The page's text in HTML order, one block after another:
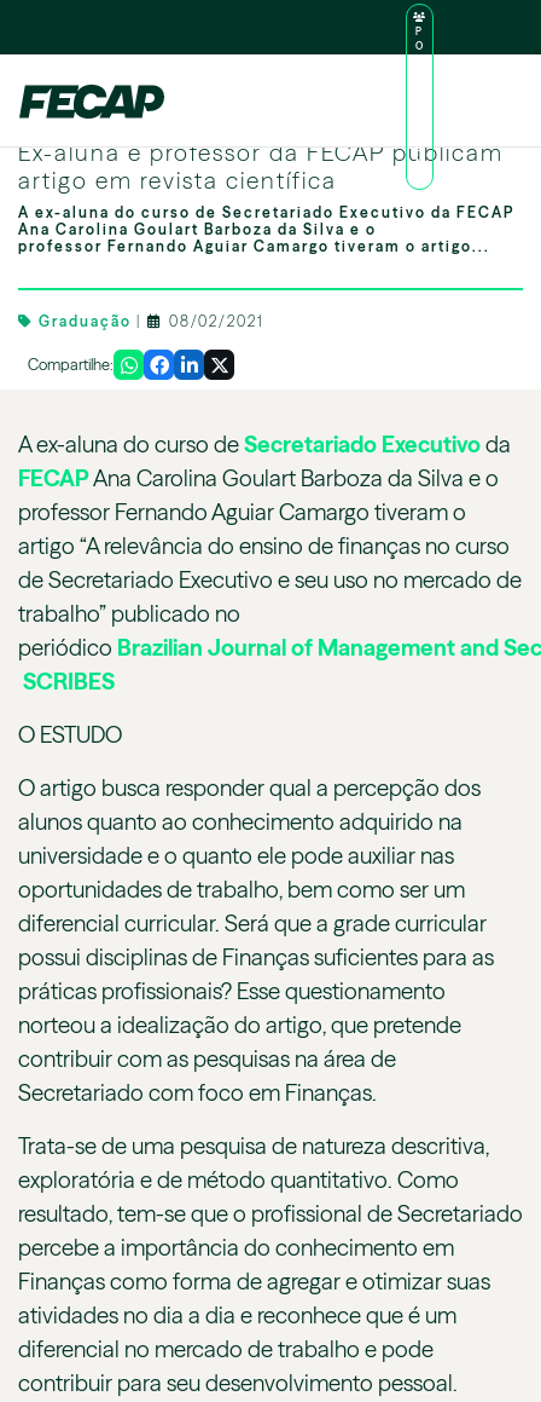
P
O
U
N
Ex-aluna e professor da FECAP publicam
artigo em revista científica
A ex-aluna do curso de Secretariado Executivo da FECAP
Ana Carolina Goulart Barboza da Silva e o
professor Fernando Aguiar Camargo tiveram o artigo...
Graduação 08/02/2021
Compartilhe:
A ex-aluna do curso deSecretariado Executivoda
FECAPAna Carolina Goulart Barboza da Silva e o
professor Fernando Aguiar Camargo tiveram o
artigo “A relevância do ensino de finanças no curso
de Secretariado Executivo e seu uso no mercado de
trabalho” publicado no
periódico Brazilian Journal of Management and
SCRIBES
O ESTUDO
O artigo busca responder qual a percepção dos
alunos quanto ao conhecimento adquirido na
universidade e o quanto ele pode auxiliar nas
oportunidades de trabalho, bem como ser um
diferencial curricular. Será que a grade curricular
possui disciplinas de Finanças suficientes para as
práticas profissionais? Esse questionamento
norteou a idealização do artigo, que pretende
contribuir com as pesquisas na área de
Secretariado com foco em Finanças.
Trata-se de uma pesquisa de natureza descritiva,
exploratória e de método quantitativo. Como
resultado, tem-se que o profissional de Secretariado
percebe a importância do conhecimento em
Finanças como forma de agregar e otimizar suas
atividades no dia a dia e reconhece que é um
diferencial no mercado de trabalho e pode
contribuir para seu desenvolvimento pessoal.